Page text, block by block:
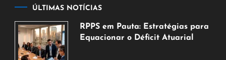
ÚLTIMAS NOTÍCIAS
RPPS em Pauta: Estratégias para
Equacionar o Déficit Atuarial